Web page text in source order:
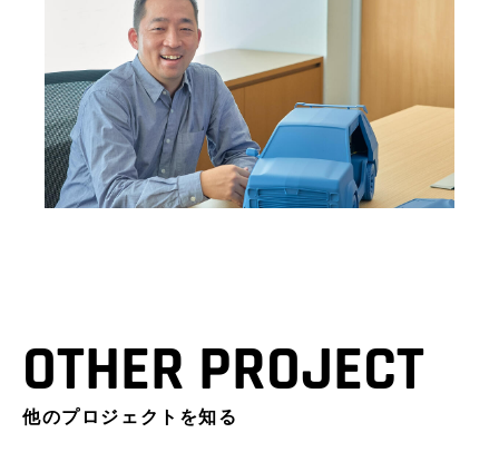
OTHER PROJECT
他のプロジェクトを知る